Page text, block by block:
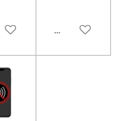
TILL I VARUKORG
LÄGG TILL I